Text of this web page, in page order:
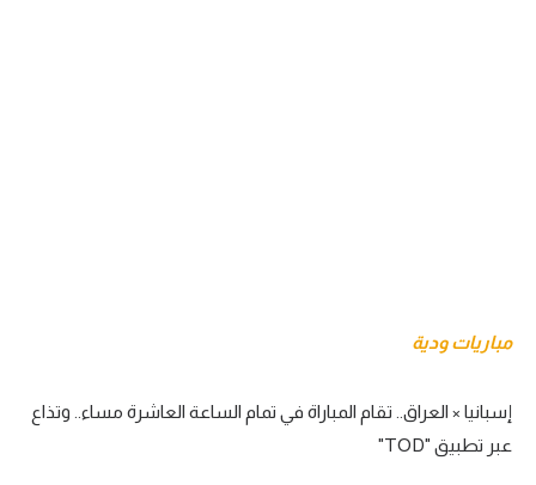
مباريات ودية
إسبانيا × العراق.. تقام المباراة في تمام الساعة العاشرة مساء.. وتذاع
عبر تطبيق "TOD"